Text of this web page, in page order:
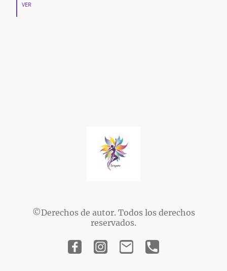
VER
©Derechos de autor. Todos los derechos
reservados.